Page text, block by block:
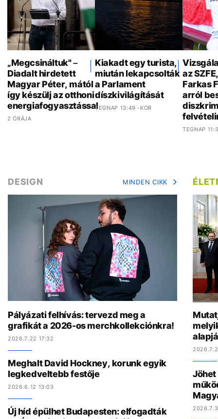
„Megcsináltuk" –
Diadalt hirdetett
Magyar Péter, mától
így készülj az otthoni
energiafogyasztással
2 ÓRÁJA
Kiakadt egy turista,
miután lekapcsolták
a Parlament
díszkivilágítását
TEGNAP 13:49 -KOR
az
Farkas
arról
TEGNAP
DESIGN MINDEN CIKK
Pályázati felhívás: tervezd meg a
grafikát a 2026-os merchkollekciónkra!
2026.7.22 17:32
Meghalt David Hockney, korunk egyik
legkedveltebb festője
2026.6.12 13:03
Új híd épülhet Budapesten: elfogadták
Jöhet